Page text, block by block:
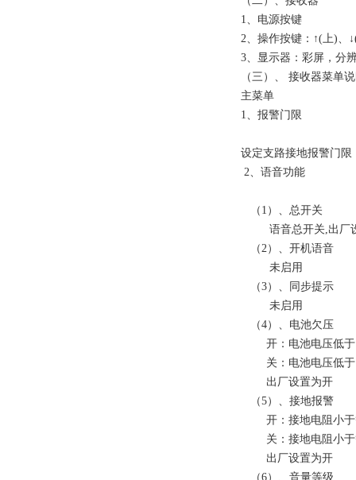
1、电源按键
2、操作按键：↑(上)
3、显示器：彩屏，分
（三）、 接收器菜单
主菜单
1、报警门限
设定支路接地报警门
2、语音功能
（1）、总开关
语音总开关,出厂
（2）、开机语音
未启用
（3）、同步提示
未启用
（4）、电池欠压
开：电池电压低于
关：电池电压低于
出厂设置为开
（5）、接地报警
开：接地电阻小于
关：接地电阻小于
出厂设置为开
（6）、音量等级